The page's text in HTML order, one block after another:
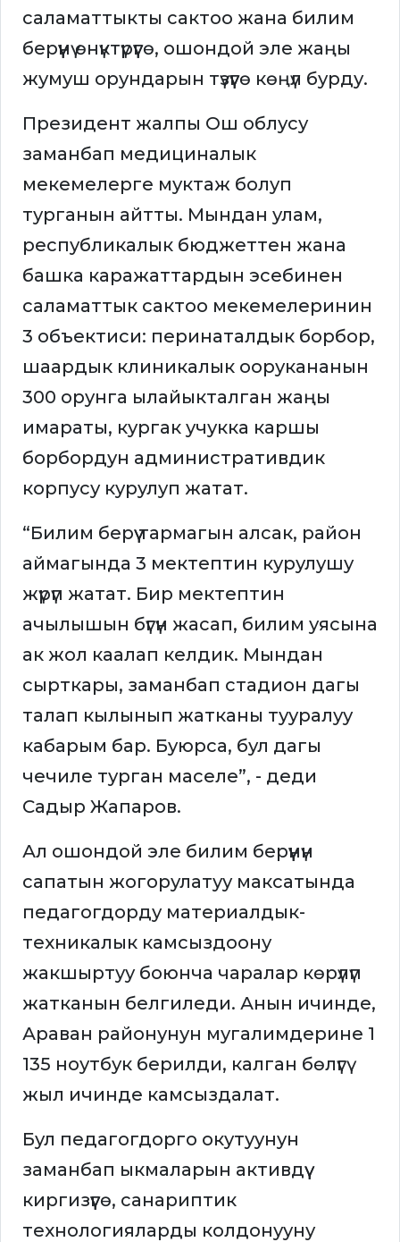
саламаттыкты сактоо жана билим
берүүнү өнүктүрүүгө, ошондой эле жаңы
жумуш орундарын түзүүгө көңүл бурду.
Президент жалпы Ош облусу
заманбап медициналык
мекемелерге муктаж болуп
турганын айтты. Мындан улам,
республикалык бюджеттен жана
башка каражаттардын эсебинен
саламаттык сактоо мекемелеринин
3 объектиси: перинаталдык борбор,
шаардык клиникалык оорукананын
300 орунга ылайыкталган жаңы
имараты, кургак учукка каршы
борбордун административдик
корпусу курулуп жатат.
“Билим берүү тармагын алсак, район
аймагында 3 мектептин курулушу
жүрүп жатат. Бир мектептин
ачылышын бүгүн жасап, билим уясына
ак жол каалап келдик. Мындан
сырткары, заманбап стадион дагы
талап кылынып жатканы тууралуу
кабарым бар. Буюрса, бул дагы
чечиле турган маселе”, - деди
Садыр Жапаров.
Ал ошондой эле билим берүүнүн
сапатын жогорулатуу максатында
педагогдорду материалдык-
техникалык камсыздоону
жакшыртуу боюнча чаралар көрүлүп
жатканын белгиледи. Анын ичинде,
Араван районунун мугалимдерине 1
135 ноутбук берилди, калган бөлүгү
жыл ичинде камсыздалат.
Бул педагогдорго окутуунун
заманбап ыкмаларын активдүү
киргизүүгө, санариптик
технологияларды колдонууну